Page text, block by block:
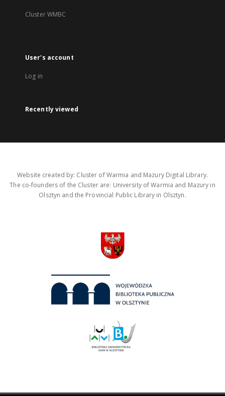
Cluster WMBC
User's account
Log in
Recently viewed
Website created by: Cluster of Warmia and Mazury Digital Library.
The co-founders of the Cluster are: University of Warmia and Mazury in
Olsztyn and the Provincial Public Library in Olsztyn.